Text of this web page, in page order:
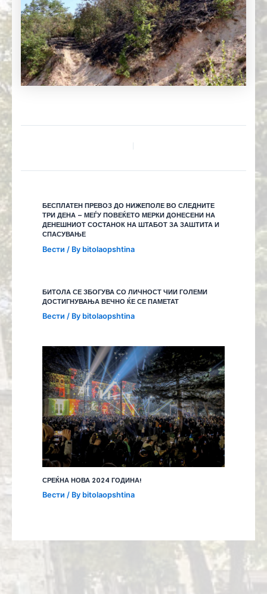
БЕСПЛАТЕН ПРЕВОЗ ДО НИЖЕПОЛЕ ВО СЛЕДНИТЕ
ТРИ ДЕНА – МЕЃУ ПОВЕЌЕТО МЕРКИ ДОНЕСЕНИ НА
ДЕНЕШНИОТ СОСТАНОК НА ШТАБОТ ЗА ЗАШТИТА И
СПАСУВАЊЕ
Вести / By bitolaopshtina
БИТОЛА СЕ ЗБОГУВА СО ЛИЧНОСТ ЧИИ ГОЛЕМИ
ДОСТИГНУВАЊА ВЕЧНО ЌЕ СЕ ПАМЕТАТ
Вести / By bitolaopshtina
СРЕЌНА НОВА 2024 ГОДИНА!
Вести / By bitolaopshtina